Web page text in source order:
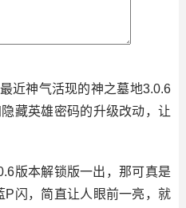
近神气活现的神之墓地3.0.6
藏英雄密码的升级改动，让
版本解锁版一出，那可真是
P闪，简直让人眼前一亮，就